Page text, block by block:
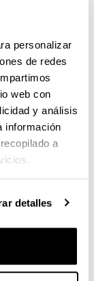
personalizar
de redes
web con
y análisis
información
a
detalles
de
de
y contexto.
y
o
ante